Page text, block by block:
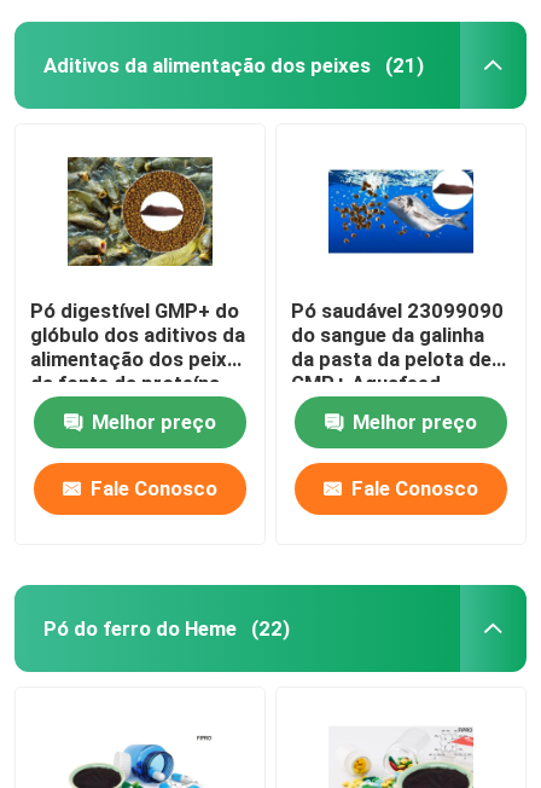
Aditivos da alimentação dos peixes (21)
Pó digestível GMP+ do
glóbulo dos aditivos da
alimentação dos peixes
da fonte da proteína
Melhor preço
Fale Conosco
Pó saudável 23099090
do sangue da galinha
da pasta da pelota de
GMP+ Aquafeed
Melhor preço
Fale Conosco
Pó do ferro do Heme (22)